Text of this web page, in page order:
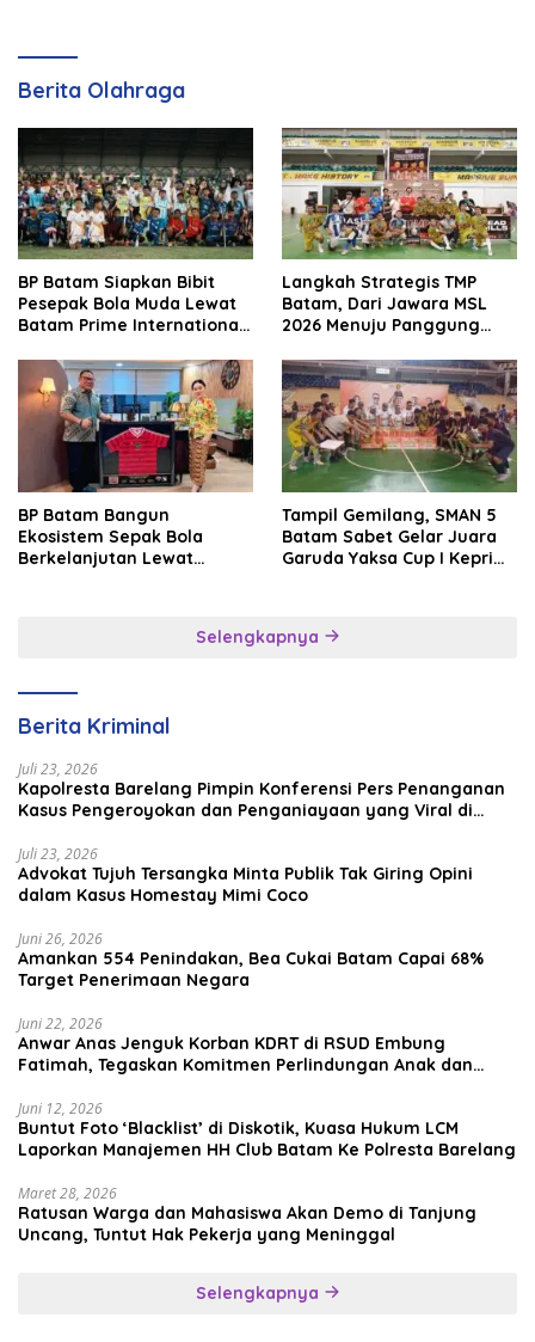
Berita Olahraga
BP Batam Siapkan Bibit
Pesepak Bola Muda Lewat
Batam Prime International
Langkah Strategis TMP
Batam, Dari Jawara MSL
2026 Menuju Panggung
BP Batam Bangun
Ekosistem Sepak Bola
Berkelanjutan Lewat
Tampil Gemilang, SMAN 5
Batam Sabet Gelar Juara
Garuda Yaksa Cup I Kepri
Selengkapnya
Berita Kriminal
Juli 23, 2026
Kapolresta Barelang Pimpin Konferensi Pers Penanganan
Kasus Pengeroyokan dan Penganiayaan yang Viral di
Juli 23, 2026
Advokat Tujuh Tersangka Minta Publik Tak Giring Opini
dalam Kasus Homestay Mimi Coco
Juni 26, 2026
Amankan 554 Penindakan, Bea Cukai Batam Capai 68%
Target Penerimaan Negara
Juni 22, 2026
Anwar Anas Jenguk Korban KDRT di RSUD Embung
Fatimah, Tegaskan Komitmen Perlindungan Anak dan
Juni 12, 2026
Buntut Foto ‘Blacklist’ di Diskotik, Kuasa Hukum LCM
Laporkan Manajemen HH Club Batam Ke Polresta Barelang
Maret 28, 2026
Ratusan Warga dan Mahasiswa Akan Demo di Tanjung
Uncang, Tuntut Hak Pekerja yang Meninggal
Selengkapnya